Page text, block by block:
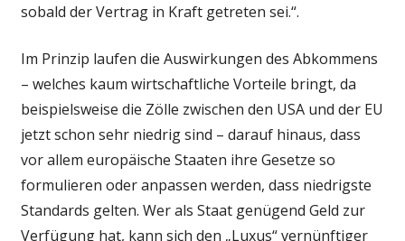
sobald der Vertrag in Kraft getreten sei.“.
Im Prinzip laufen die Auswirkungen des Abkommens
– welches kaum wirtschaftliche Vorteile bringt, da
beispielsweise die Zölle zwischen den USA und der EU
jetzt schon sehr niedrig sind – darauf hinaus, dass
vor allem europäische Staaten ihre Gesetze so
formulieren oder anpassen werden, dass niedrigste
Standards gelten. Wer als Staat genügend Geld zur
Verfügung hat, kann sich den „Luxus“ vernünftiger